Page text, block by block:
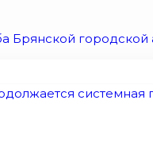
Брянской городской